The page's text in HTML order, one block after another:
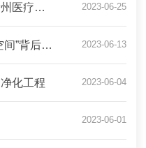
洁净技术协会秘书处，
协会会长周星旭及执行
来访代表予以热烈欢
亲切友好的交流。 河南
◎ 医院环境空气质量提升︰贵州医疗净化工程成效初显 2023-06-25
◎ 贵州医疗净化工程：“洁净空间”背后的努力 2023-06-13
化工程 2023-06-04
2023-06-01